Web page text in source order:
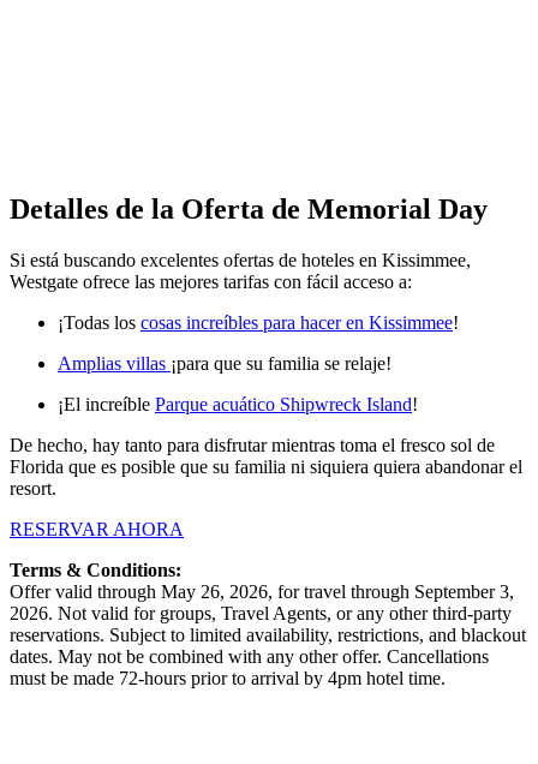
Detalles de la Oferta de Memorial Day
Si está buscando excelentes ofertas de hoteles en Kissimmee,
Westgate ofrece las mejores tarifas con fácil acceso a:
¡Todas los cosas increíbles para hacer en Kissimmee!
Amplias villas ¡para que su familia se relaje!
¡El increíble Parque acuático Shipwreck Island!
De hecho, hay tanto para disfrutar mientras toma el fresco sol de
Florida que es posible que su familia ni siquiera quiera abandonar el
resort.
RESERVAR AHORA
Terms & Conditions:
Offer valid through May 26, 2026, for travel through September 3,
2026. Not valid for groups, Travel Agents, or any other third-party
reservations. Subject to limited availability, restrictions, and blackout
dates. May not be combined with any other offer. Cancellations
must be made 72-hours prior to arrival by 4pm hotel time.